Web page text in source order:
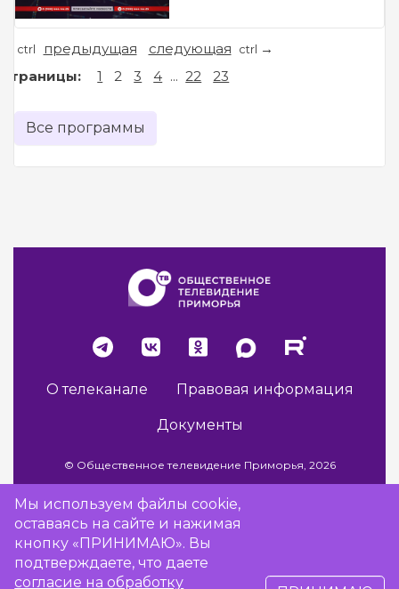
ctrl предыдущая следующая ctrl →
Страницы: 1 2 3 4 ... 22 23
Все программы
О телеканале Правовая информация
Документы
© Общественное телевидение Приморья, 2026
Разработка сайта -Vladweb
Мы используем файлы cookie,
оставаясь на сайте и нажимая
кнопку «ПРИНИМАЮ». Вы
подтверждаете, что даете
согласие на обработку